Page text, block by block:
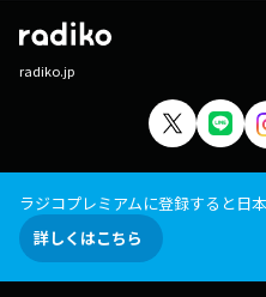
radiko.jp
ラジコプレミアムに登録すると日
詳しくはこちら